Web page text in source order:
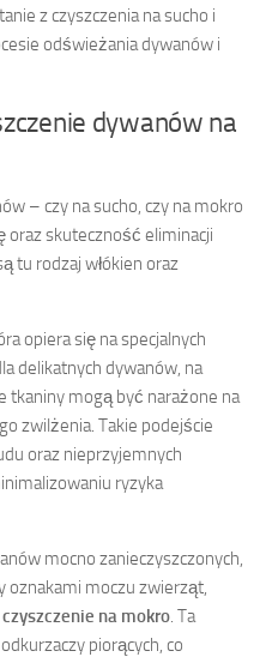
z czyszczenia na sucho i
odświeżania dywanów i
dywanów na
– czy na sucho, czy na mokro
oraz skuteczność eliminacji
tu rodzaj włókien oraz
opiera się na specjalnych
delikatnych dywanów, na
tkaniny mogą być narażone na
zwilżenia. Takie podejście
oraz nieprzyjemnych
ryzyka
mocno zanieczyszczonych,
oznakami moczu zwierząt,
czyszczenie na mokro . Ta
piorących, co